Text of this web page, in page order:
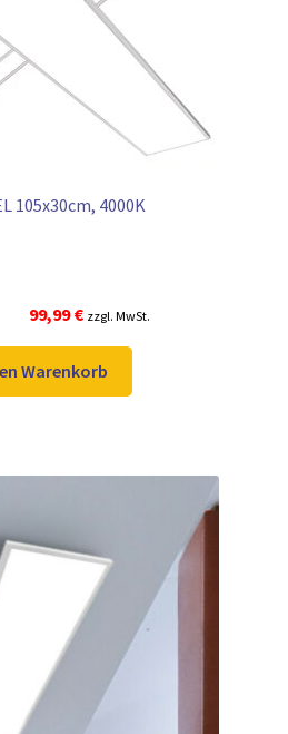
105x30cm, 4000K
Ursprünglicher
Preis
war:
179,95 €
99,99€Aktueller
Preis
ist:
99,99 €.
zzgl. MwSt.
Warenkorb